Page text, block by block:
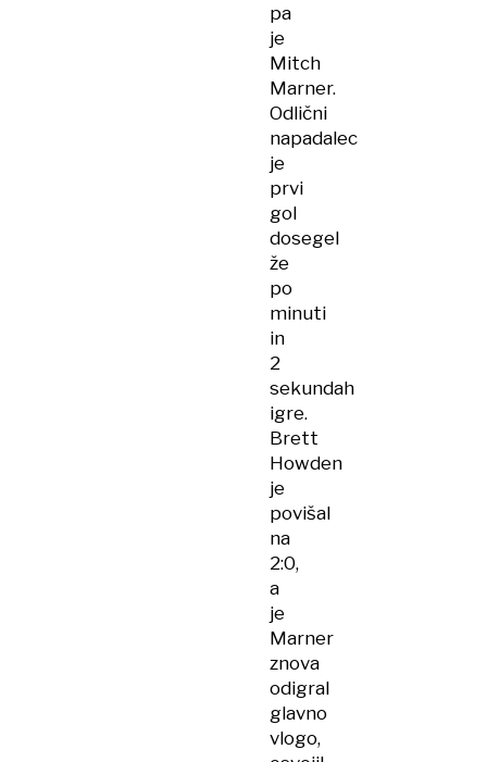
pa
je
Mitch
Marner.
Odlični
napadalec
je
prvi
gol
dosegel
že
po
minuti
in
2
sekundah
igre.
Brett
Howden
je
povišal
na
2:0,
a
je
Marner
znova
odigral
glavno
vlogo,